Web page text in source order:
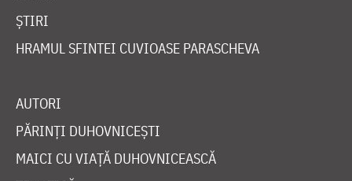
ȘTIRI
HRAMUL SFINTEI CUVIOASE PARASCHEVA
AUTORI
PĂRINȚI DUHOVNICEȘTI
MAICI CU VIAȚĂ DUHOVNICEASCĂ